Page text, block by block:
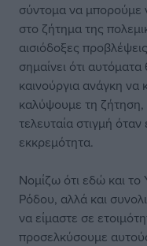
σύντομα να μπορούμε
στο ζήτημα της
αισιόδοξες
σημαίνει ότι
καινούργια ανάγκη να
καλύψουμε τη ζήτηση,
τελευταία στιγμή όταν
εκκρεμότητα.
Νομίζω ότι εδώ και το
Ρόδου, αλλά και
να είμαστε σε
προσελκύσουμε